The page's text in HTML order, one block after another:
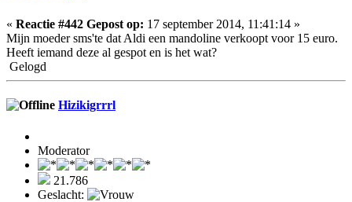
« Reactie #442 Gepost op: 17 september 2014, 11:41:14 »
Mijn moeder sms'te dat Aldi een mandoline verkoopt voor 15 euro.
Heeft iemand deze al gespot en is het wat?
Gelogd
Hizikigrrrl
Moderator
21.786
Geslacht: